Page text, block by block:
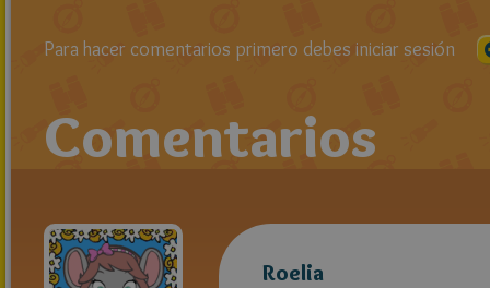
Para hacer comentarios primero debes iniciar sesión
Comentarios
Roelia